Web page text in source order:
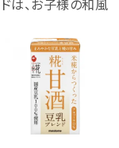
は、お子様の和風